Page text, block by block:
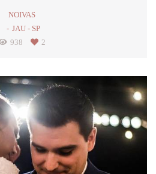
NOIVAS
JAU - SP
938
2